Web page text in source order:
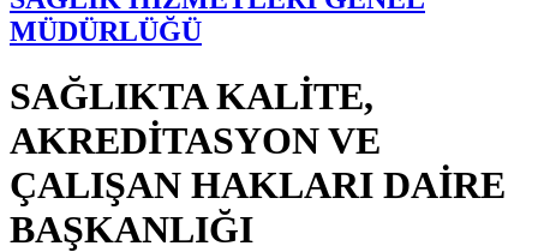
MÜDÜRLÜĞÜ
SAĞLIKTA KALİTE,
AKREDİTASYON VE
ÇALIŞAN HAKLARI DAİRE
BAŞKANLIĞI